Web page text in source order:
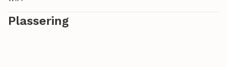
Plassering